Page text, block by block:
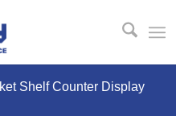
Shelf Counter Display